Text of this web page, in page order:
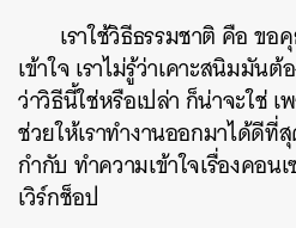
เราใช้วิธีธรรมชาติ คือ ข
เข้าใจ เราไม่รู้ว่าเคาะสนิมมัน
ว่าวิธีนี้ใช่หรือเปล่า ก็น่าจะใช่ เ
ช่วยให้เราทำงานออกมาได้ดีที่
กำกับ ทำความเข้าใจเรื่องคอน
เวิร์กช็อป